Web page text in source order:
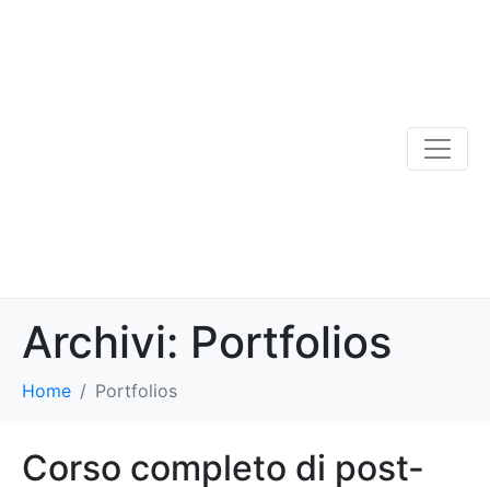
Archivi: Portfolios
Home Portfolios
Corso completo di post-